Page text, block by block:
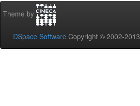
Theme by
DSpace Software Copyright © 2002-2013